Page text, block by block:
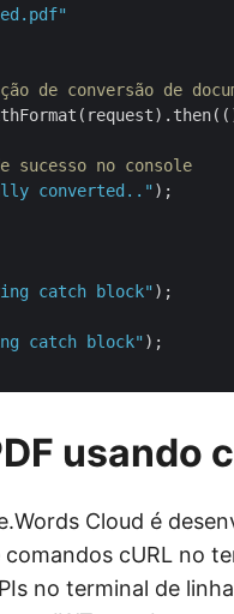
de conversão de
sucesso no console
converted.." );
catch block" );
catch block" );
usando
Cloud é
cURL no
no terminal de